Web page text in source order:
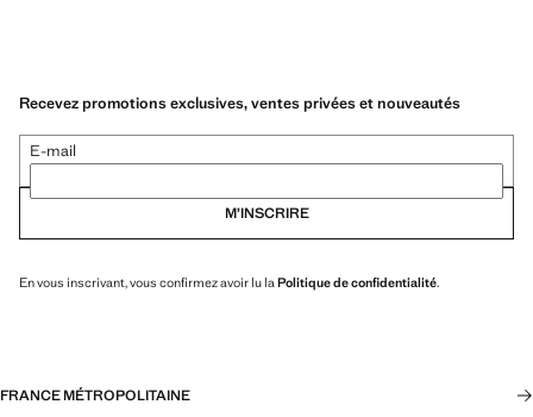
Recevez promotions exclusives, ventes privées et nouveautés
E-mail
M’INSCRIRE
En vous inscrivant, vous confirmez avoir lu la Politique de confidentialité.
FRANCE MÉTROPOLITAINE